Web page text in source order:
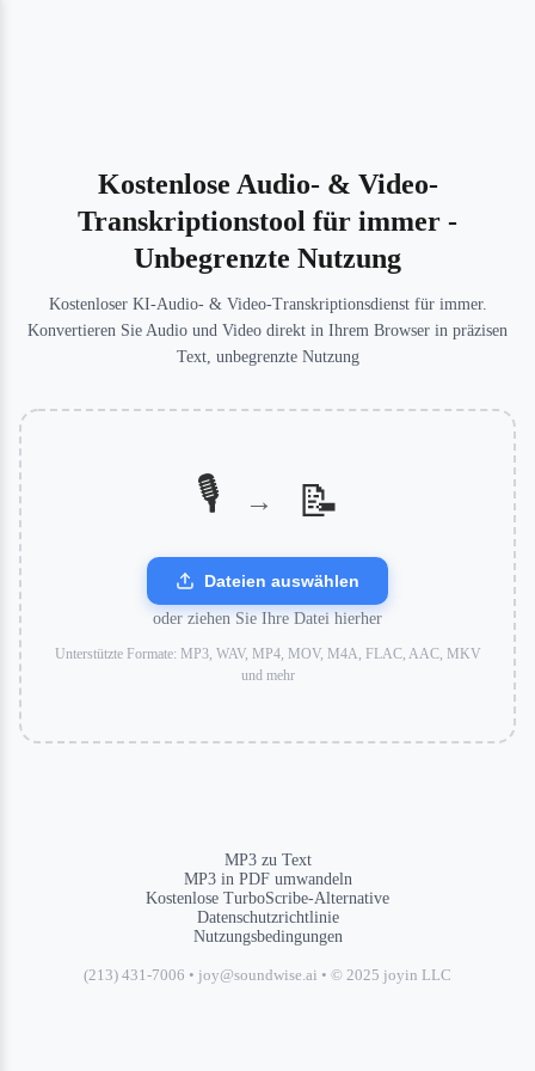
Kostenlose Audio- & Video-
Transkriptionstool für immer -
Unbegrenzte Nutzung
Kostenloser KI-Audio- & Video-Transkriptionsdienst für immer.
Konvertieren Sie Audio und Video direkt in Ihrem Browser in präzisen
Text, unbegrenzte Nutzung
🎙️ → 📝
Dateien auswählen
oder ziehen Sie Ihre Datei hierher
Unterstützte Formate: MP3, WAV, MP4, MOV, M4A, FLAC, AAC, MKV
und mehr
MP3 zu Text
MP3 in PDF umwandeln
Kostenlose TurboScribe-Alternative
Datenschutzrichtlinie
Nutzungsbedingungen
(213) 431-7006 • joy@soundwise.ai • © 2025 joyin LLC